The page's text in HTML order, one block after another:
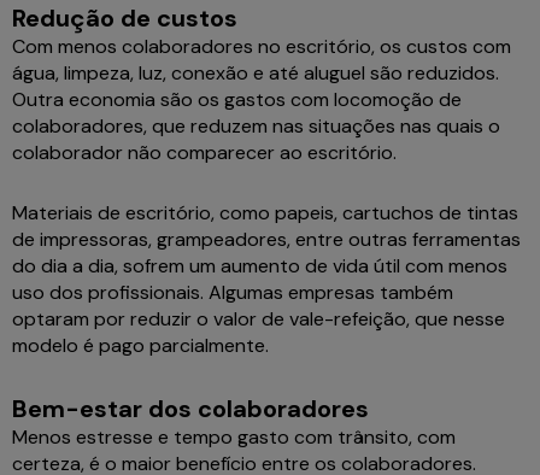
Redução de custos
Com menos colaboradores no escritório, os custos com
água, limpeza, luz, conexão e até aluguel são reduzidos.
Outra economia são os gastos com locomoção de
colaboradores, que reduzem nas situações nas quais o
colaborador não comparecer ao escritório.
Materiais de escritório, como papeis, cartuchos de tintas
de impressoras, grampeadores, entre outras ferramentas
do dia a dia, sofrem um aumento de vida útil com menos
uso dos profissionais. Algumas empresas também
optaram por reduzir o valor de vale-refeição, que nesse
modelo é pago parcialmente.
Bem-estar dos colaboradores
Menos estresse e tempo gasto com trânsito, com
certeza, é o maior benefício entre os colaboradores.